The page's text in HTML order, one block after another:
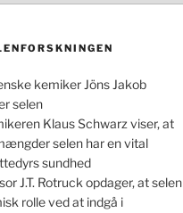
kemiker Jöns Jakob
selen
Klaus Schwarz viser, at
selen har en vital
sundhed
J.T. Rotruck opdager, at selen
rolle ved at indgå i